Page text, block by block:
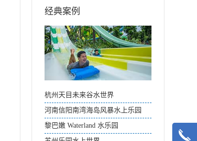
经典案例
杭州天目未来谷水世界
河南信阳南湾海岛风暴水上乐园
黎巴嫩 Waterland 水乐园